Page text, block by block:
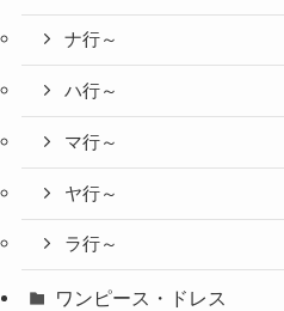
ナ行～
ハ行～
マ行～
ヤ行～
ラ行～
ワンピース・ドレス